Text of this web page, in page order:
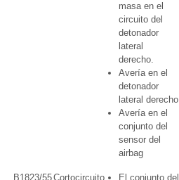
masa en el
circuito del
detonador
lateral
derecho.
Avería en el
detonador
lateral derecho
Avería en el
conjunto del
sensor del
airbag
B1823/55Cortocircuito
El conjunto del